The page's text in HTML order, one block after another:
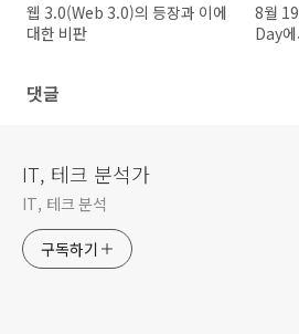
웹 3.0(Web 3.0)의 등장과 이에
대한 비판
8월
Day
댓글
IT, 테크 분석가
IT, 테크 분석
구독하기